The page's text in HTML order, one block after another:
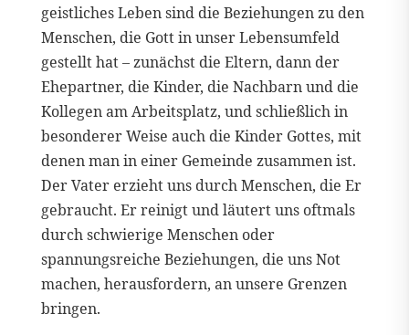
geistliches Leben sind die Beziehungen zu den
Menschen, die Gott in unser Lebensumfeld
gestellt hat – zunächst die Eltern, dann der
Ehepartner, die Kinder, die Nachbarn und die
Kollegen am Arbeitsplatz, und schließlich in
besonderer Weise auch die Kinder Gottes, mit
denen man in einer Gemeinde zusammen ist.
Der Vater erzieht uns durch Menschen, die Er
gebraucht. Er reinigt und läutert uns oftmals
durch schwierige Menschen oder
spannungsreiche Beziehungen, die uns Not
machen, herausfordern, an unsere Grenzen
bringen.